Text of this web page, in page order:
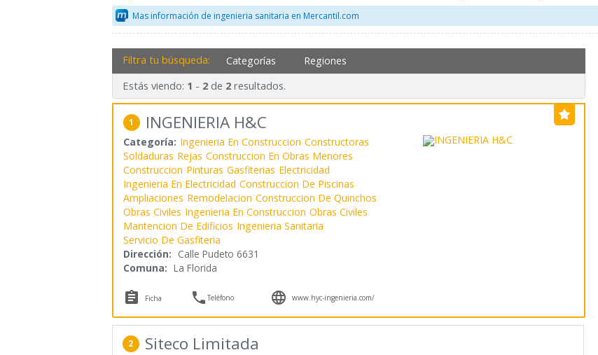
Mas información de ingenieria sanitaria en Mercantil.com
Filtra tu búsqueda: Categorías Regiones
Estás viendo: 1 - 2de 2resultados.
1 INGENIERIA H&C
Categoría: Ingenieria En Construccion Constructoras
Soldaduras Rejas Construccion En Obras Menores
Construccion Pinturas Gasfiterias Electricidad
Ingenieria En Electricidad Construccion De Piscinas
Ampliaciones Remodelacion Construccion De Quinchos
Obras Civiles Ingenieria En Construccion Obras Civiles
Mantencion De Edificios Ingenieria Sanitaria
Servicio De Gasfiteria
Dirección: Calle Pudeto 6631
Comuna: La Florida
 Ficha Teléfono  www.hyc-ingenieria.com/
2 Siteco Limitada